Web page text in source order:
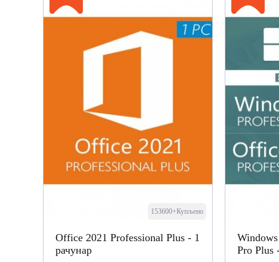
153600+Купљено
Office 2021 Professional Plus - 1
рачунар
Pro Plus